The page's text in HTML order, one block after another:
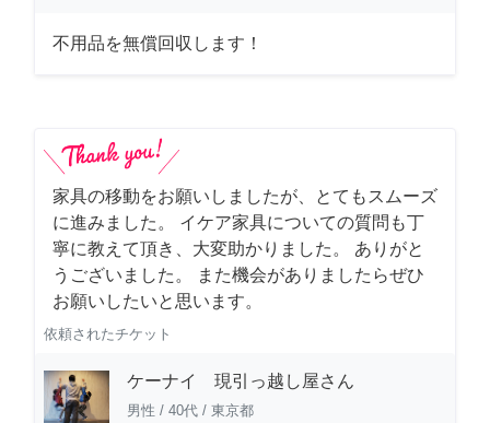
不用品を無償回収します！
家具の移動をお願いしましたが、とてもスムーズ
に進みました。 イケア家具についての質問も丁
寧に教えて頂き、大変助かりました。 ありがと
うございました。 また機会がありましたらぜひ
お願いしたいと思います。
依頼されたチケット
ケーナイ 現引っ越し屋さん
男性 / 40代 / 東京都